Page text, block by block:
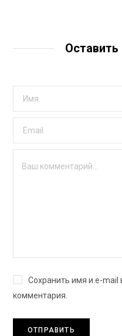
Сохранить имя и e-mail
комментария.